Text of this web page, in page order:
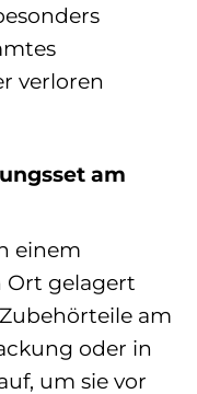
verloren
am
einem
Ort gelagert
am
oder in
um sie vor